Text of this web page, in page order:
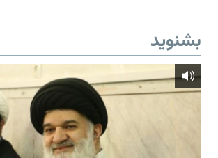
بشنوید